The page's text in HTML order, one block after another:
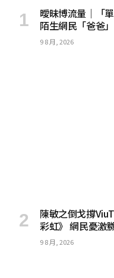
曖昧博流量｜「
陌生網民「爸爸」
9 8 月, 2026
陳敏之倒戈撐
彩虹》 網民憂激
9 8 月, 2026